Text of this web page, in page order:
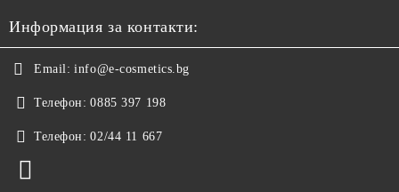
Информация за контакти:
Email: info@e-cosmetics.bg
Телефон: 0885 397 198
Телефон: 02/44 11 667